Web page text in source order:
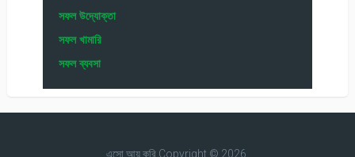
সফল উদ্যোক্তা
সফল খামারি
সফল ব্যবসা
এসো আয় করিCopyright © 2026.